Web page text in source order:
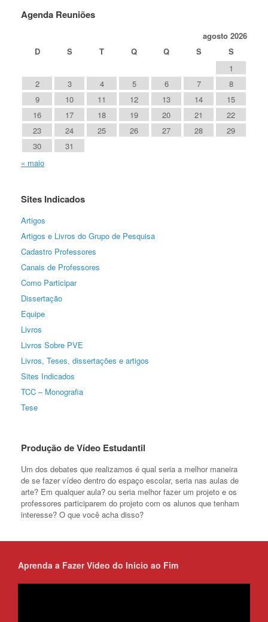
Agenda Reuniões
agosto 2026
D
S T Q Q S
S
1
2
3 4 5 6 7
8
9
10 11 12 13 14
15
16
17 18 19 20 21
22
23
24 25 26 27 28
29
30
31
« maio
Sites Indicados
Artigos
Artigos e Livros do Grupo de Pesquisa
Cadastro Professores
Canais de Professores
Como Participar
Dissertação
Equipe
Livros
Livros Sobre PVE
Livros, Teses, dissertações e artigos
Sites Indicados
TCC – Monografia
Tese
Produção de Vídeo Estudantil
Um dos debates que realizamos é qual seria a melhor maneira
de se fazer vídeo dentro do espaço escolar, seria nas aulas de
arte? Em qualquer aula? ou seria melhor fazer um projeto e os
professores participarem do projeto com os alunos que tenham
interesse? O que você acha disso?
Aprenda a Fazer Vídeo do Inicio ao Fim